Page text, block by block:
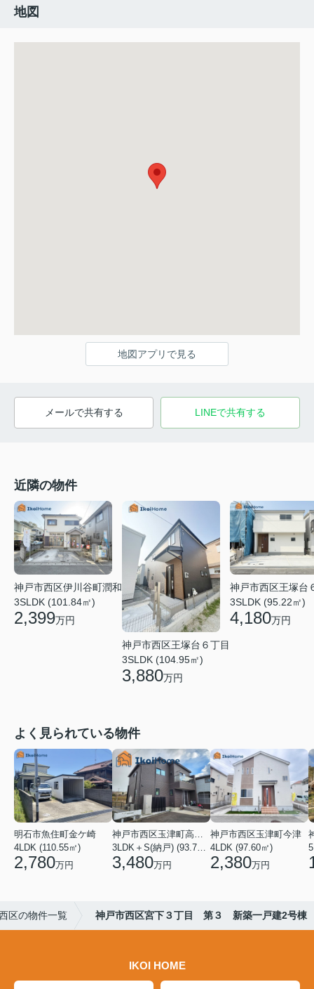
地図
地図アプリで見る
メールで共有する LINEで共有する
近隣の物件
神戸市西区伊川谷町潤和
3SLDK (101.84㎡)
2,399万円
神戸市西区王塚台６丁目
3SLDK (104.95㎡)
3,880万円
神戸市西区王塚台
3SLDK (95.22㎡)
4,180万円
よく見られている物件
明石市魚住町金ケ崎
4LDK (110.55㎡)
2,780万円 3,480万円
神戸市西区玉津町今津
4LDK (97.60㎡)
2,380万円
区の物件一覧 神戸市西区宮下３丁目 第３ 新築一戸建2号棟
IKOI HOME